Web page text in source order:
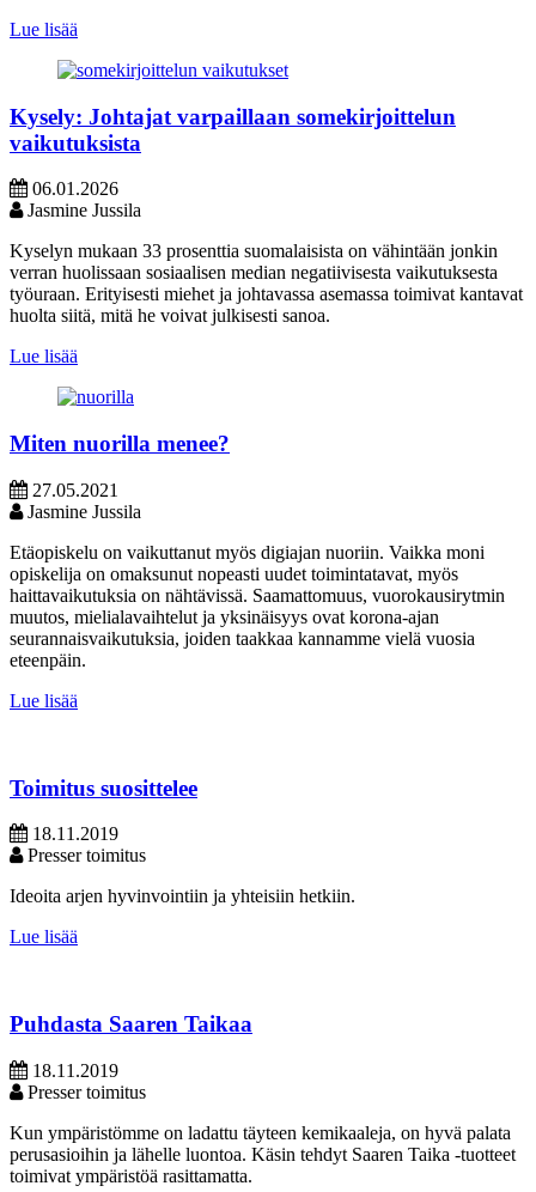
Lue lisää
Kysely: Johtajat varpaillaan somekirjoittelun
vaikutuksista
06.01.2026
Jasmine Jussila
Kyselyn mukaan 33 prosenttia suomalaisista on vähintään jonkin
verran huolissaan sosiaalisen median negatiivisesta vaikutuksesta
työuraan. Erityisesti miehet ja johtavassa asemassa toimivat kantavat
huolta siitä, mitä he voivat julkisesti sanoa.
Lue lisää
Miten nuorilla menee?
27.05.2021
Jasmine Jussila
Etäopiskelu on vaikuttanut myös digiajan nuoriin. Vaikka moni
opiskelija on omaksunut nopeasti uudet toimintatavat, myös
haittavaikutuksia on nähtävissä. Saamattomuus, vuorokausirytmin
muutos, mielialavaihtelut ja yksinäisyys ovat korona-ajan
seurannaisvaikutuksia, joiden taakkaa kannamme vielä vuosia
eteenpäin.
Lue lisää
Toimitus suosittelee
18.11.2019
Presser toimitus
Ideoita arjen hyvinvointiin ja yhteisiin hetkiin.
Lue lisää
Puhdasta Saaren Taikaa
18.11.2019
Presser toimitus
Kun ympäristömme on ladattu täyteen kemikaaleja, on hyvä palata
perusasioihin ja lähelle luontoa. Käsin tehdyt Saaren Taika -tuotteet
toimivat ympäristöä rasittamatta.